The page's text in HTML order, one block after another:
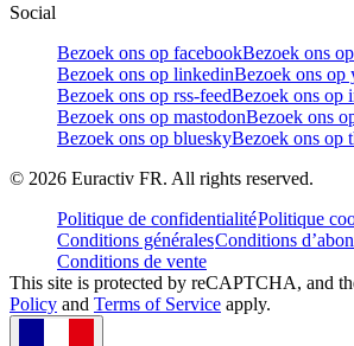
Social
Bezoek ons op facebookBezoek ons
Bezoek ons op linkedinBezoek ons op
Bezoek ons op rss-feedBezoek ons op
Bezoek ons op mastodonBezoek ons
Bezoek ons op blueskyBezoek ons op
© 2026 Euractiv FR. All rights reserved.
Politique de confidentialitéPolitique
Conditions généralesConditions
Conditions de vente
This site is protected by reCAPTCHA, and
Policy and Terms of Service apply.